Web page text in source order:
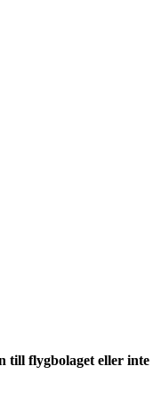
till flygbolaget eller inte